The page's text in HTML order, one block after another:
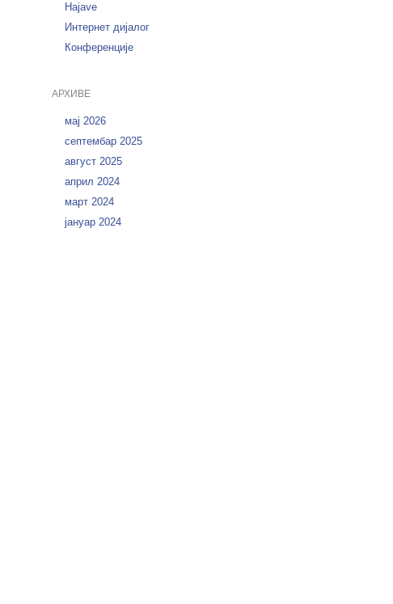
Hajave
Интернет дијалог
Конференције
АРХИВЕ
мај 2026
септембар 2025
август 2025
април 2024
март 2024
јануар 2024